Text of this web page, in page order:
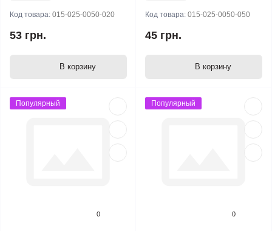
Код товара: 015-025-0050-020
53 грн.
В корзину
Код товара: 015-025-0050-050
45 грн.
В корзину
Популярный
0
Популярный
0